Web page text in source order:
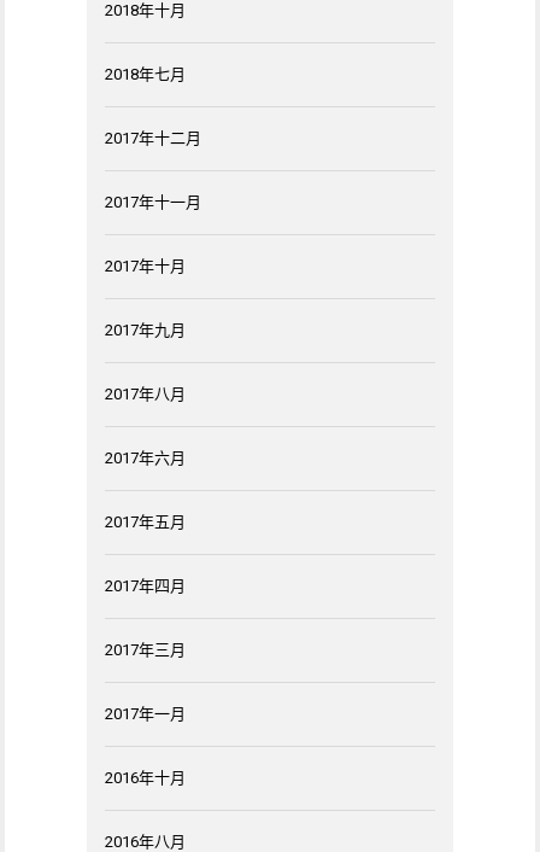
2018年十月
2018年七月
2017年十二月
2017年十一月
2017年十月
2017年九月
2017年八月
2017年六月
2017年五月
2017年四月
2017年三月
2017年一月
2016年十月
2016年八月